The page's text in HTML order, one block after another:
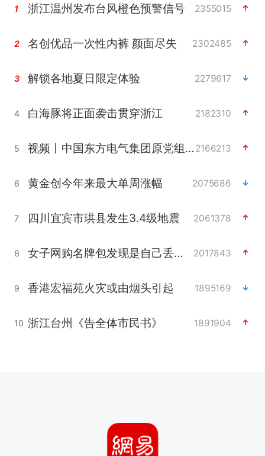
1 浙江温州发布台风橙色预警信号 2355015
2 名创优品一次性内裤 颜面尽失 2302485
3 解锁各地夏日限定体验 2279617
4 白海豚将正面袭击贯穿浙江 2182310
5 视频丨中国东方电气集团原党组副书记、董事宋致远被查2166213
6 黄金创今年来最大单周涨幅 2075686
7 四川宜宾市珙县发生3.4级地震 2061378
8 女子网购名牌包发现是自己丢的那只 2017843
9 香港宏福苑火灾或由烟头引起 1895169
10 浙江台州《告全体市民书》 1891904